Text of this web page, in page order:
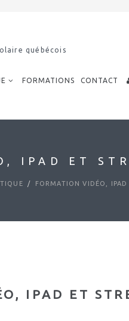
FORMATIONS CONTACT
IPAD ET
FORMATION VIDÉO, IPAD
IPAD ET